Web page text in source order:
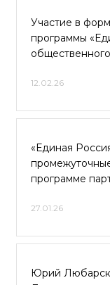
Участие в
программы
12.02.26
«Единая
программе
27.01.26
Юрий